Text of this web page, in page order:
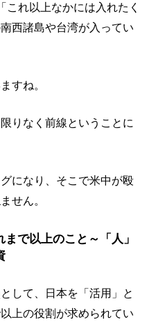
れ以上なかには入れたく
西諸島や台湾が入ってい
すね。
りなく前線ということに
になり、そこで米中が殴
せん。
で以上のこと～「人」
して、日本を「活用」と
上の役割が求められてい